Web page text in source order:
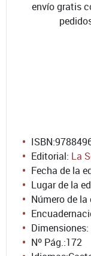
envío gratis
ISBN:
Editorial: La
Fecha de la
Lugar de la
Número de la
Nº Pág.:172